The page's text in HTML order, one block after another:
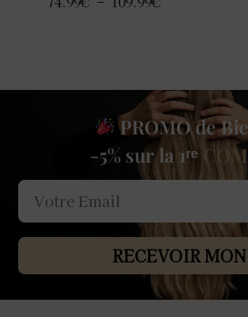
5.00
PROMO de
-5% sur la 1ʳᵉ
RECEVOIR